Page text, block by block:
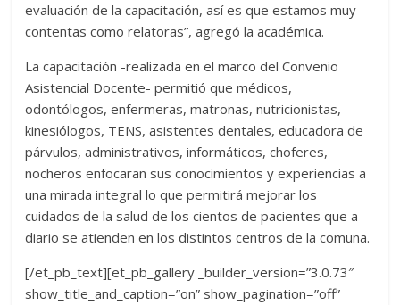
evaluación de la capacitación, así es que estamos muy
contentas como relatoras”, agregó la académica.
La capacitación -realizada en el marco del Convenio
Asistencial Docente- permitió que médicos,
odontólogos, enfermeras, matronas, nutricionistas,
kinesiólogos, TENS, asistentes dentales, educadora de
párvulos, administrativos, informáticos, choferes,
nocheros enfocaran sus conocimientos y experiencias a
una mirada integral lo que permitirá mejorar los
cuidados de la salud de los cientos de pacientes que a
diario se atienden en los distintos centros de la comuna.
[/et_pb_text][et_pb_gallery _builder_version=”3.0.73″
show_title_and_caption=”on” show_pagination=”off”